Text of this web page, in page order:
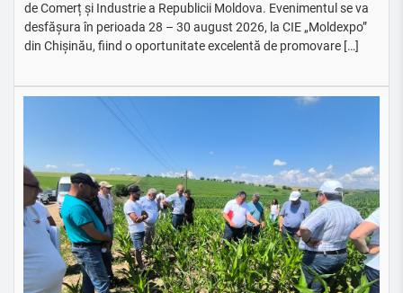
de Comerț și Industrie a Republicii Moldova. Evenimentul se va
desfășura în perioada 28 – 30 august 2026, la CIE „Moldexpo”
din Chișinău, fiind o oportunitate excelentă de promovare […]